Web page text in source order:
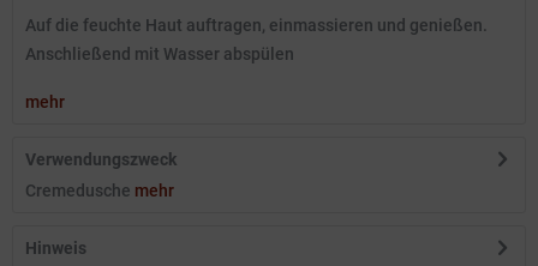
Auf die feuchte Haut auftragen, einmassieren und genießen.
Anschließend mit Wasser abspülen
mehr
Verwendungszweck
Cremedusche mehr
Hinweis